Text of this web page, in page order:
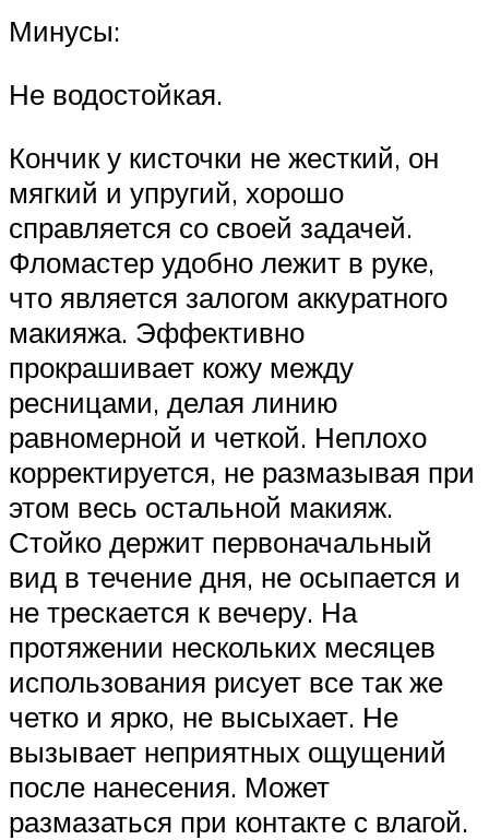
Минусы:
Не водостойкая.
Кончик у кисточки не жесткий, он
мягкий и упругий, хорошо
справляется со своей задачей.
Фломастер удобно лежит в руке,
что является залогом аккуратного
макияжа. Эффективно
прокрашивает кожу между
ресницами, делая линию
равномерной и четкой. Неплохо
корректируется, не размазывая при
этом весь остальной макияж.
Стойко держит первоначальный
вид в течение дня, не осыпается и
не трескается к вечеру. На
протяжении нескольких месяцев
использования рисует все так же
четко и ярко, не высыхает. Не
вызывает неприятных ощущений
после нанесения. Может
размазаться при контакте с влагой.